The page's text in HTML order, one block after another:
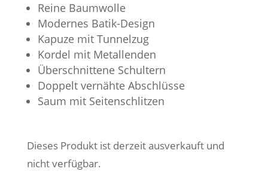
Reine Baumwolle
Modernes Batik-Design
Kapuze mit Tunnelzug
Kordel mit Metallenden
Überschnittene Schultern
Doppelt vernähte Abschlüsse
Saum mit Seitenschlitzen
Dieses Produkt ist derzeit ausverkauft und
nicht verfügbar.